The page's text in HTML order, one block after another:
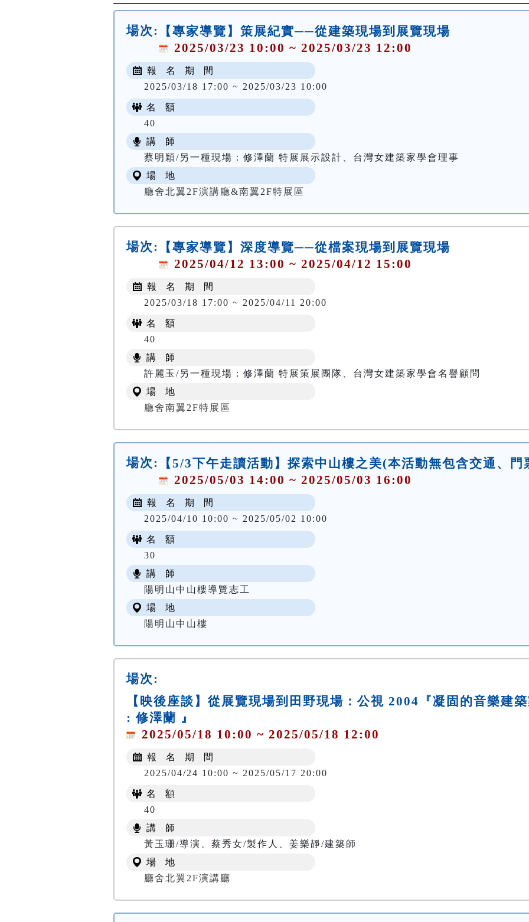
場次:
【專家導覽】策展紀實──從建築現場到展覽現場
2025/03/23 10:00 ~ 2025/03/23 12:00
報 名 期 間
2025/03/18 17:00 ~ 2025/03/23 10:00
名 額
40
講 師
蔡明穎/另一種現場：修澤蘭 特展展示設計、台灣女建築家學會理事
場 地
廳舍北翼2F演講廳&南翼2F特展區
場次:
【專家導覽】深度導覽──從檔案現場到展覽現場
2025/04/12 13:00 ~ 2025/04/12 15:00
報 名 期 間
2025/03/18 17:00 ~ 2025/04/11 20:00
名 額
40
講 師
許麗玉/另一種現場：修澤蘭 特展策展團隊、台灣女建築家學會名譽顧問
場 地
廳舍南翼2F特展區
場次:
【5/3下午走讀活動】探索中山樓之美(本活動無包含交通、門
2025/05/03 14:00 ~ 2025/05/03 16:00
報 名 期 間
2025/04/10 10:00 ~ 2025/05/02 10:00
名 額
30
講 師
陽明山中山樓導覽志工
場 地
陽明山中山樓
場次:
【映後座談】從展覽現場到田野現場：公視 2004『凝固的音樂建
: 修澤蘭 』
2025/05/18 10:00 ~ 2025/05/18 12:00
報 名 期 間
2025/04/24 10:00 ~ 2025/05/17 20:00
名 額
40
講 師
黃玉珊/導演、蔡秀女/製作人、姜樂靜/建築師
場 地
廳舍北翼2F演講廳